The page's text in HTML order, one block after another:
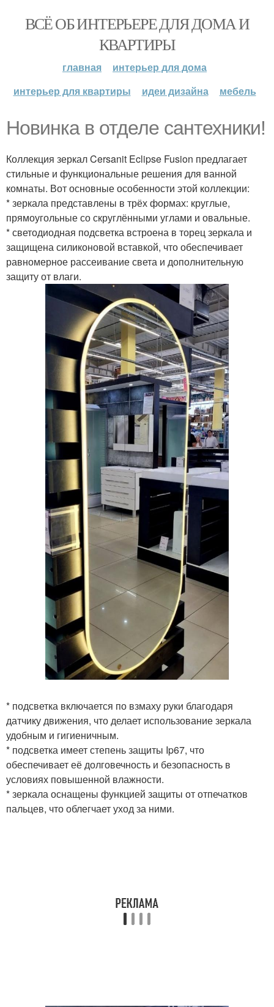
ВСЁ ОБ ИНТЕРЬЕРЕ ДЛЯ ДОМА И
КВАРТИРЫ
главная
интерьер для дома
интерьер для квартиры
идеи дизайна мебель
Новинка в отделе сантехники!
Коллекция зеркал Cersanit Eclipse Fusion предлагает
стильные и функциональные решения для ванной
комнаты. Вот основные особенности этой коллекции:
* зеркала представлены в трёх формах: круглые,
прямоугольные со скруглёнными углами и овальные.
* светодиодная подсветка встроена в торец зеркала и
защищена силиконовой вставкой, что обеспечивает
равномерное рассеивание света и дополнительную
защиту от влаги.
* подсветка включается по взмаху руки благодаря
датчику движения, что делает использование зеркала
удобным и гигиеничным.
* подсветка имеет степень защиты Ip67, что
обеспечивает её долговечность и безопасность в
условиях повышенной влажности.
* зеркала оснащены функцией защиты от отпечатков
пальцев, что облегчает уход за ними.